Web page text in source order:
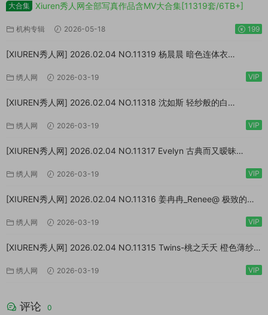
大合集 Xiuren秀人网全部写真作品含MV大合集[11319套/6TB+]
机构专辑 2026-05-18 199
[XIUREN秀人网] 2026.02.04 NO.11319 杨晨晨 暗色连体衣
绣人网 2026-03-19 VIP
[XIUREN秀人网] 2026.02.04 NO.11318 沈如斯 轻纱般的白
绣人网 2026-03-19 VIP
[XIUREN秀人网] 2026.02.04 NO.11317 Evelyn 古典而又暧昧
绣人网 2026-03-19 VIP
[XIUREN秀人网] 2026.02.04 NO.11316 姜冉冉_Renee@ 极致的反
绣人网 2026-03-19 VIP
[XIUREN秀人网] 2026.02.04 NO.11315 Twins-桃之夭夭 橙色薄纱
绣人网 2026-03-19 VIP
评论 0